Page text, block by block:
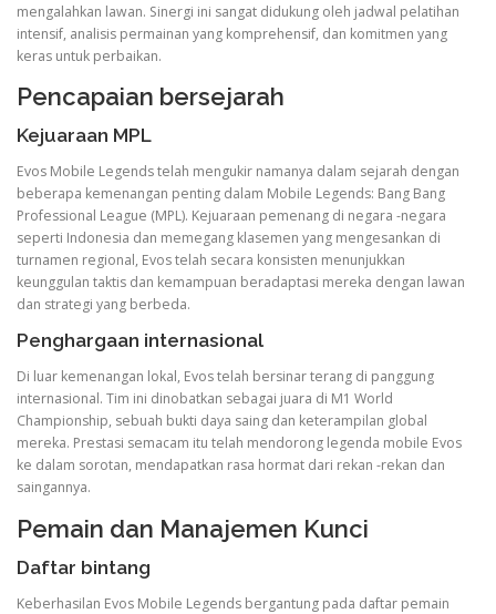
mengalahkan lawan. Sinergi ini sangat didukung oleh jadwal pelatihan
intensif, analisis permainan yang komprehensif, dan komitmen yang
keras untuk perbaikan.
Pencapaian bersejarah
Kejuaraan MPL
Evos Mobile Legends telah mengukir namanya dalam sejarah dengan
beberapa kemenangan penting dalam Mobile Legends: Bang Bang
Professional League (MPL). Kejuaraan pemenang di negara -negara
seperti Indonesia dan memegang klasemen yang mengesankan di
turnamen regional, Evos telah secara konsisten menunjukkan
keunggulan taktis dan kemampuan beradaptasi mereka dengan lawan
dan strategi yang berbeda.
Penghargaan internasional
Di luar kemenangan lokal, Evos telah bersinar terang di panggung
internasional. Tim ini dinobatkan sebagai juara di M1 World
Championship, sebuah bukti daya saing dan keterampilan global
mereka. Prestasi semacam itu telah mendorong legenda mobile Evos
ke dalam sorotan, mendapatkan rasa hormat dari rekan -rekan dan
saingannya.
Pemain dan Manajemen Kunci
Daftar bintang
Keberhasilan Evos Mobile Legends bergantung pada daftar pemain